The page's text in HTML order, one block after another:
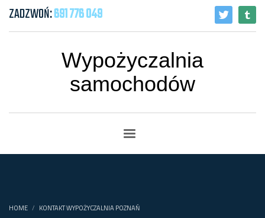
ZADZWOŃ:691 776 049
Wypożyczalnia
samochodów
HOME
KONTAKT WYPOŻYCZALNIA POZNAŃ